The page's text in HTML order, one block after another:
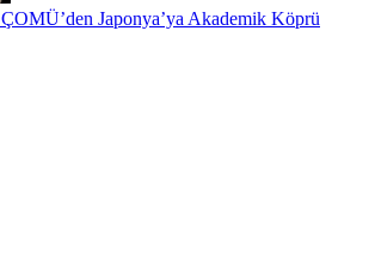
ÇOMÜ’den Japonya’ya Akademik Köprü